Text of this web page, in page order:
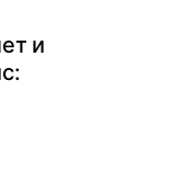
и